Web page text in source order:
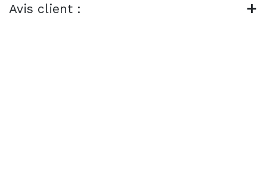
Avis client :